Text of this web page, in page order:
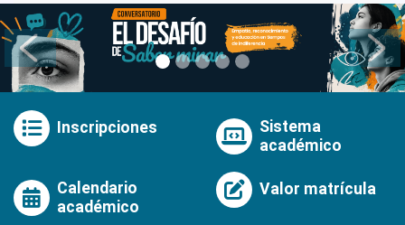
Anterior
Inscripciones
Sistema
académico
Calendario
académico
Valor matrícula